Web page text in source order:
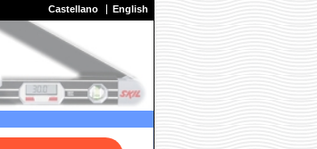
Castellano English